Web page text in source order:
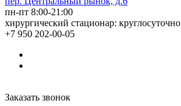
пн-пт 8:00-21:00
хирургический стационар: круглосуточно
+7 950 202-00-05
Заказать звонок